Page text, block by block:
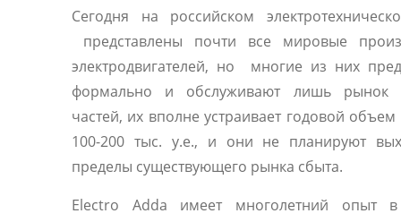
Сегодня на российском
представлены почти все мировые
электродвигателей, но многие из них
формально и обслуживают лишь рынок
частей, их вполне устраивает годовой
100-200 тыс. у.е., и они не планируют
пределы существующего рынка сбыта.
Electro Adda имеет многолетний опыт в